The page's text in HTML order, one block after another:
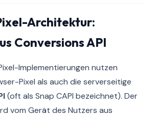
Architektur:
Conversions API
Implementierungen nutzen
Pixel als auch die serverseitige
(oft als Snap CAPI bezeichnet). Der
vom Gerät des Nutzers aus